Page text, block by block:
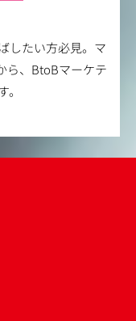
したい方必見。マ
ら、BtoBマーケテ